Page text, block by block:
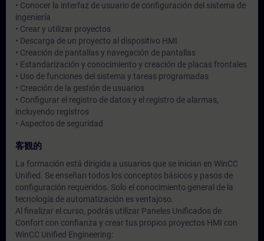
• Conocer la interfaz de usuario de configuración del sistema de
ingeniería
• Crear y utilizar proyectos
• Descarga de un proyecto al dispositivo HMI
• Creación de pantallas y navegación de pantallas
• Estandarización y conocimiento y creación de placas frontales
• Uso de funciones del sistema y tareas programadas
• Creación de la gestión de usuarios
• Configurar el registro de datos y el registro de alarmas,
incluyendo registros
• Aspectos de seguridad
客観的
La formación está dirigida a usuarios que se inician en WinCC
Unified. Se enseñan todos los conceptos básicos y pasos de
configuración requeridos. Solo el conocimiento general de la
tecnología de automatización es ventajoso.
Al finalizar el curso, podrás utilizar Paneles Unificados de
Confort con confianza y crear tus propios proyectos HMI con
WinCC Unified Engineering: